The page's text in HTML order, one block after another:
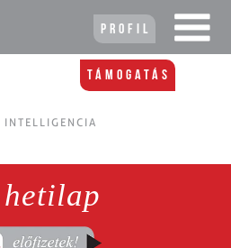
Profil
Támogatás
INTELLIGENCIA
hetilap